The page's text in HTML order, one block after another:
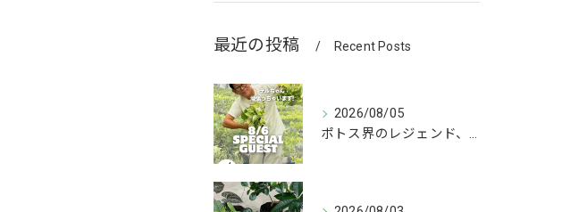
最近の投稿 Recent Posts
2026/08/05
ポトス界のレジェンド、COME BACK!!!